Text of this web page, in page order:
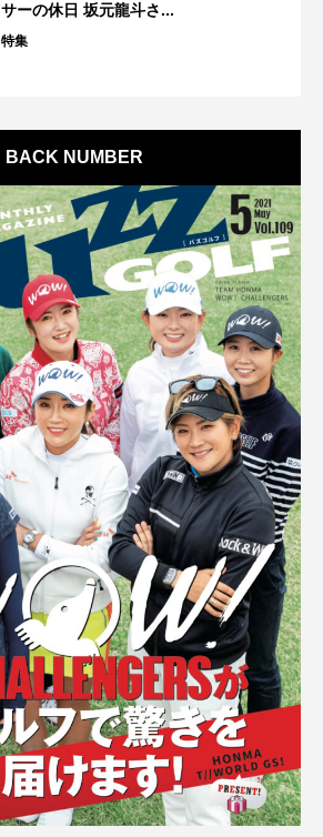
サーの休日 坂元龍斗さ...
特集
BACK NUMBER